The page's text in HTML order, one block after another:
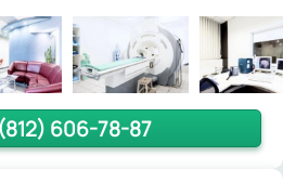
606-78-87